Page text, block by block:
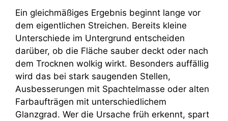
Ein gleichmäßiges Ergebnis beginnt lange vor
dem eigentlichen Streichen. Bereits kleine
Unterschiede im Untergrund entscheiden
darüber, ob die Fläche sauber deckt oder nach
dem Trocknen wolkig wirkt. Besonders auffällig
wird das bei stark saugenden Stellen,
Ausbesserungen mit Spachtelmasse oder alten
Farbaufträgen mit unterschiedlichem
Glanzgrad. Wer die Ursache früh erkennt, spart